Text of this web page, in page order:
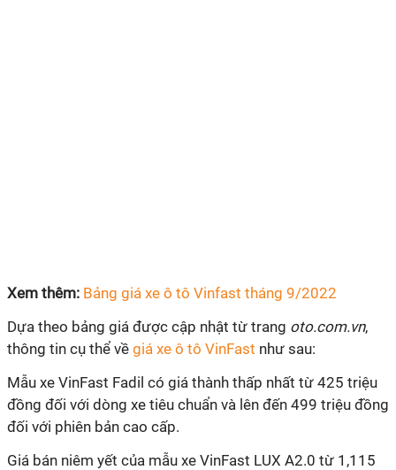
Xem thêm: Bảng giá xe ô tô Vinfast tháng 9/2022
Dựa theo bảng giá được cập nhật từ trang oto.com.vn,
thông tin cụ thể về giá xe ô tô VinFast như sau:
Mẫu xe VinFast Fadil có giá thành thấp nhất từ 425 triệu
đồng đối với dòng xe tiêu chuẩn và lên đến 499 triệu đồng
đối với phiên bản cao cấp.
Giá bán niêm yết của mẫu xe VinFast LUX A2.0 từ 1,115